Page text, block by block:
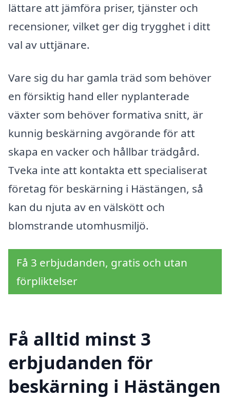
lättare att jämföra priser, tjänster och
recensioner, vilket ger dig trygghet i ditt
val av uttjänare.
Vare sig du har gamla träd som behöver
en försiktig hand eller nyplanterade
växter som behöver formativa snitt, är
kunnig beskärning avgörande för att
skapa en vacker och hållbar trädgård.
Tveka inte att kontakta ett specialiserat
företag för beskärning i Hästängen, så
kan du njuta av en välskött och
blomstrande utomhusmiljö.
Få 3 erbjudanden, gratis och utan
förpliktelser
Få alltid minst 3
erbjudanden för
beskärning i Hästängen